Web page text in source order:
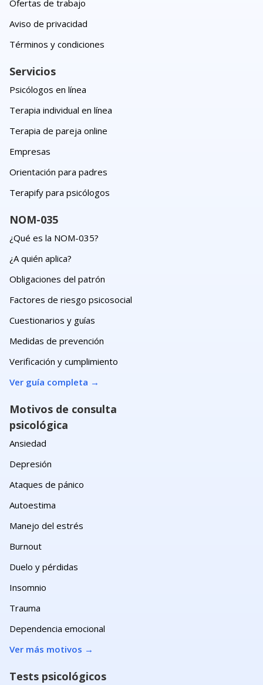
Ofertas de trabajo
Aviso de privacidad
Términos y condiciones
Servicios
Psicólogos en línea
Terapia individual en línea
Terapia de pareja online
Empresas
Orientación para padres
Terapify para psicólogos
NOM-035
¿Qué es la NOM-035?
¿A quién aplica?
Obligaciones del patrón
Factores de riesgo psicosocial
Cuestionarios y guías
Medidas de prevención
Verificación y cumplimiento
Ver guía completa →
Motivos de consulta
psicológica
Ansiedad
Depresión
Ataques de pánico
Autoestima
Manejo del estrés
Burnout
Duelo y pérdidas
Insomnio
Trauma
Dependencia emocional
Ver más motivos →
Tests psicológicos